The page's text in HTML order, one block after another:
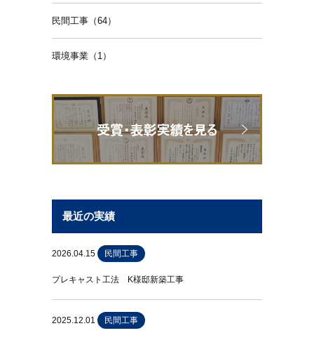
民間工事（64）
環境事業（1）
最近の実績
2026.04.15 民間工事
プレキャスト工法 K様邸新築工事
2025.12.01 民間工事